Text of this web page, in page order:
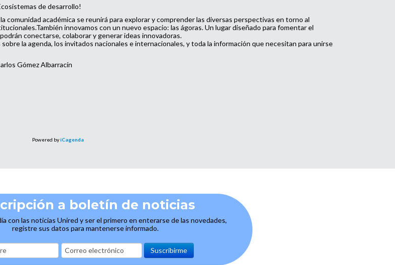
de desarrollo!
comunidad académica se reunirá para explorar y comprender las diversas perspectivas en torno al
innovamos con un nuevo espacio: las ágoras. Un lugar diseñado para fomentar el
conectarse, colaborar y generar ideas innovadoras.
la agenda, los invitados nacionales e internacionales, y toda la información que necesitan para unirse
Gómez Albarracín
Powered byiCagenda
a boletín de noticias
con las noticias Unired y ser el primero en enterarse de las novedades,
registre sus datos para mantenerse informado.